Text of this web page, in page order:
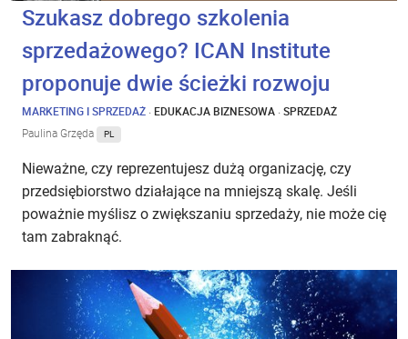
Szukasz dobrego szkolenia
sprzedażowego? ICAN Institute
proponuje dwie ścieżki rozwoju
MARKETING I SPRZEDAŻ ·EDUKACJA BIZNESOWA ·SPRZEDAŻ
Paulina Grzęda PL
Nieważne, czy reprezentujesz dużą organizację, czy
przedsiębiorstwo działające na mniejszą skalę. Jeśli
poważnie myślisz o zwiększaniu sprzedaży, nie może cię
tam zabraknąć.